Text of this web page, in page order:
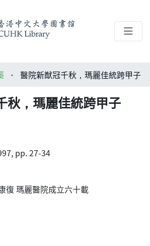
醫院新猷冠千秋，瑪麗佳統跨甲子
秋，瑪麗佳統跨甲子
pp. 27-34
復 瑪麗醫院成立六十載